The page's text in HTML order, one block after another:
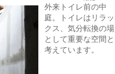
外来トイレ前の中
庭。トイレはリラッ
クス、気分転換の場
として重要な空間と
考えています。